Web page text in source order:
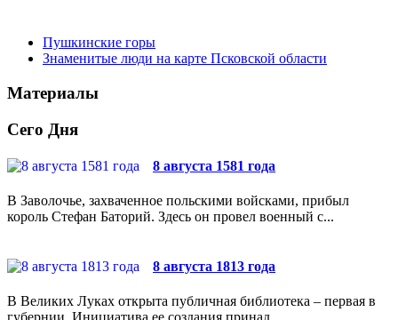
Пушкинские горы
Знаменитые люди на карте Псковской области
Материалы
Сего Дня
8 августа 1581 года
В Заволочье, захваченное польскими войсками, прибыл
король Стефан Баторий. Здесь он провел военный с...
8 августа 1813 года
В Великих Луках открыта публичная библиотека – первая в
губернии. Инициатива ее создания принад...